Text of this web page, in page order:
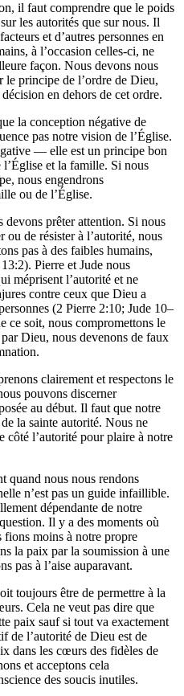
il faut comprendre que le poids
les autorités que sur nous. Il
et d’autres personnes en
à l’occasion celles-ci, ne
façon. Nous devons nous
le principe de l’ordre de Dieu,
en dehors de cet ordre.
la conception négative de
pas notre vision de l’Église.
— elle est un principe bon
et la famille. Si nous
nous engendrons
ou de l’Église.
prêter attention. Si nous
de résister à l’autorité, nous
pas à des faibles humains,
Pierre et Jude nous
méprisent l’autorité et ne
contre ceux que Dieu a
(2 Pierre 2:10; Jude 10–
ce soit, nous compromettons le
Dieu, nous devenons de faux
clairement et respectons le
pouvons discerner
au début. Il faut que notre
la sainte autorité. Nous ne
côté l’autorité pour plaire à notre
quand nous nous rendons
n’est pas un guide infaillible.
dépendante de notre
Il y a des moments où
fions moins à notre propre
la paix par la soumission à une
pas à l’aise auparavant.
toujours être de permettre à la
Cela ne veut pas dire que
paix sauf si tout va exactement
de l’autorité de Dieu est de
dans les cœurs des fidèles de
et acceptons cela
des soucis inutiles.